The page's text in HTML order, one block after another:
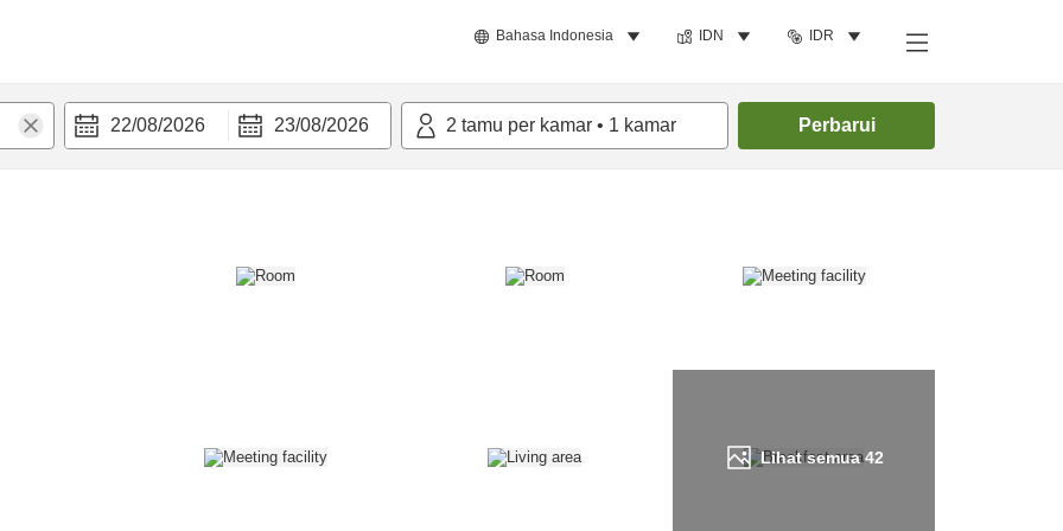
Bahasa Indonesia IDN IDR
22/08/2026 23/08/2026 2 tamu per kamar • 1 kamar Perbarui
Lihat semua42
Cari kamar